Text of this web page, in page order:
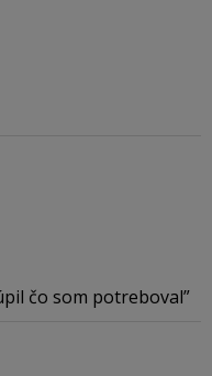
čo som potreboval